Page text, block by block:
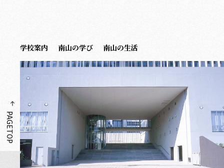
PAGETOP
学校案内 南山の学び 南山の生活